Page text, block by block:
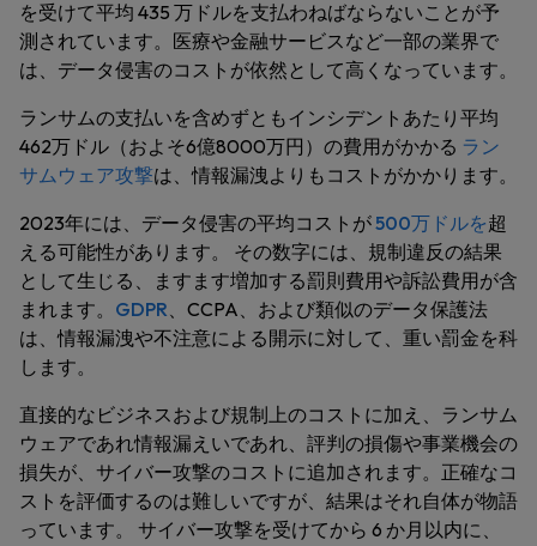
を受けて平均 435 万ドルを支払わねばならないことが予
測されています。医療や金融サービスなど一部の業界で
は、データ侵害のコストが依然として高くなっています。
ランサムの支払いを含めずともインシデントあたり平均
462万ドル（およそ6億8000万円）の費用がかかる ラン
サムウェア攻撃は、情報漏洩よりもコストがかかります。
2023年には、データ侵害の平均コストが500万ドルを超
える可能性があります。 その数字には、規制違反の結果
として生じる、ますます増加する罰則費用や訴訟費用が含
まれます。 GDPR、CCPA、および類似のデータ保護法
は、情報漏洩や不注意による開示に対して、重い罰金を科
します。
直接的なビジネスおよび規制上のコストに加え、ランサム
ウェアであれ情報漏えいであれ、評判の損傷や事業機会の
損失が、サイバー攻撃のコストに追加されます。正確なコ
ストを評価するのは難しいですが、結果はそれ自体が物語
っています。 サイバー攻撃を受けてから 6 か月以内に、